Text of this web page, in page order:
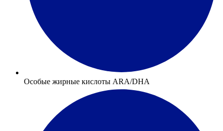
Особые жирные кислоты ARA/DHA